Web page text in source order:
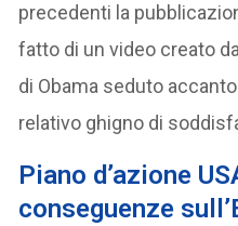
precedenti la
fatto di un video creato
di Obama seduto
relativo ghigno di
Piano d’azione
conseguenze